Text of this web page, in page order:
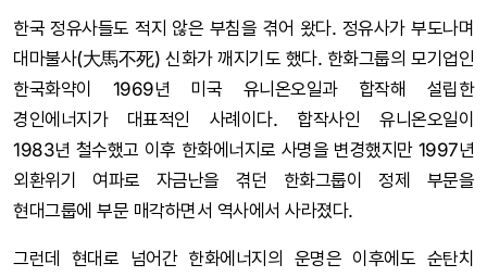
한국 정유사들도 적지 않은 부침을 겪어 왔다. 정유사가 부도나며
대마불사(大馬不死) 신화가 깨지기도 했다. 한화그룹의 모기업인
한국화약이 1969년 미국 유니온오일과 합작해 설립한
경인에너지가 대표적인 사례이다. 합작사인 유니온오일이
1983년 철수했고 이후 한화에너지로 사명을 변경했지만 1997년
외환위기 여파로 자금난을 겪던 한화그룹이 정제 부문을
현대그룹에 부문 매각하면서 역사에서 사라졌다.
그런데 현대로 넘어간 한화에너지의 운명은 이후에도 순탄치